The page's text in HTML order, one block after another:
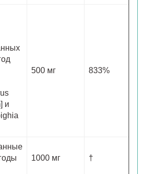
и
500 мг 833%
1000 мг †